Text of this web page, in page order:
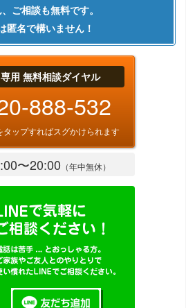
ご相談も無料です。
匿名で構いません！
用 無料相談ダイヤル
888-532
タップすればスグかけられます
〜20:00 （年中無休）